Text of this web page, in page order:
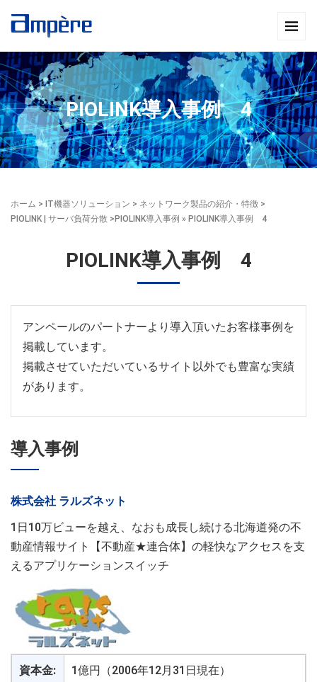
PIOLINK導入事例 4
ホーム > IT機器ソリューション > ネットワーク製品の紹介・特徴 >
PIOLINK | サーバ負荷分散 > PIOLINK導入事例 » PIOLINK導入事例 4
PIOLINK導入事例 4
アンペールのパートナーより導入頂いたお客様事例を
掲載しています。
掲載させていただいているサイト以外でも豊富な実績
があります。
導入事例
株式会社 ラルズネット
1日10万ビューを越え、なおも成長し続ける北海道発の不
動産情報サイト【不動産★連合体】の軽快なアクセスを支
えるアプリケーションスイッチ
資本金: 1億円（2006年12月31日現在）